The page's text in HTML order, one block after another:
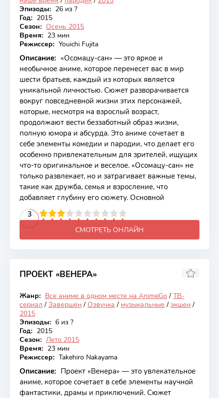
Эпизоды: 26 из ?
Год: 2015
Сезон: Осень 2015
Время: 23 мин
Режиссер: Youichi Fujita
Описание: «Осомацу-сан» — это яркое и
необычное аниме, которое перенесет вас в мир
шести братьев, каждый из которых является
уникальной личностью. Сюжет разворачивается
вокруг повседневной жизни этих персонажей,
которые, несмотря на взрослый возраст,
продолжают вести беззаботный образ жизни,
полную юмора и абсурда. Это аниме сочетает в
себе элементы комедии и пародии, что делает его
особенно привлекательным для зрителей, ищущих
что-то оригинальное и веселое. «Осомацу-сан» не
только развлекает, но и затрагивает важные темы,
такие как дружба, семья и взросление, что
добавляет глубину его сюжету. Основной
3
4 5 6 7 8 9 10
СМОТРЕТЬ ОНЛАЙН
ПРОЕКТ «ВЕНЕРА»
Закончен
5.28
Жанр: Все аниме в одном месте на AnimeGo / ТВ-
сериал / Завершён / Озвучка / музыкальные / экшен /
2015
Эпизоды: 6 из ?
Год: 2015
Сезон: Лето 2015
Время: 23 мин
Режиссер: Takehiro Nakayama
Описание: Проект «Венера» — это увлекательное
аниме, которое сочетает в себе элементы научной
фантастики, драмы и приключений. Сюжет